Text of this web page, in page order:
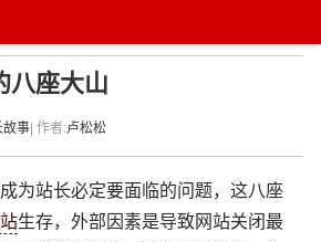
八座大山
故事 | 作者:卢松松
为站长必定要面临的问题，这八座
生存，外部因素是导致网站关闭最